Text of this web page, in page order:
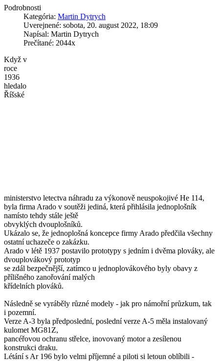
Podrobnosti
Kategória: Martin Dytrych
Uverejnené: sobota, 20. august 2022, 18:09
Napísal: Martin Dytrych
Prečítané: 2044x
Když v
roce
1936
hledalo
Říšské
ministerstvo letectva náhradu za výkonově neuspokojivé He 114,
byla firma Arado v soutěži jediná, která přihlásila jednoplošník
namísto tehdy stále ještě
obvyklých dvouplošníků.
Ukázalo se, že jednoplošná koncepce firmy Arado předčila všechny
ostatní uchazeče o zakázku.
Arado v létě 1937 postavilo prototypy s jedním i dvěma plováky, ale
dvouplovákový prototyp
se zdál bezpečnější, zatímco u jednoplovákového byly obavy z
přílišného zanořování malých
křídelních plováků.
Následně se vyráběly různé modely - jak pro námořní průzkum, tak
i pozemní.
Verze A-3 byla předposlední, poslední verze A-5 měla instalovaný
kulomet MG81Z,
pancéřovou ochranu střelce, inovovaný motor a zesílenou
konstrukci draku.
Létání s Ar 196 bylo velmi příjemné a piloti si letoun oblíbili -